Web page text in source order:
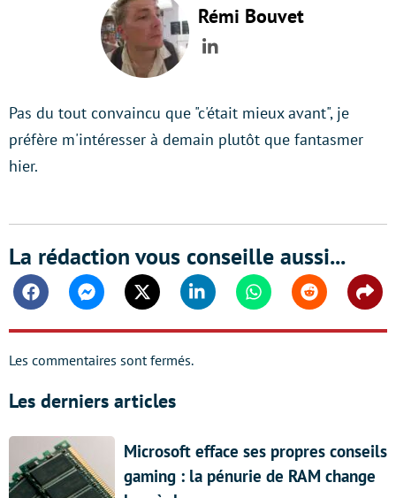
Rémi Bouvet
LinkedIn
Pas du tout convaincu que "c'était mieux avant", je
préfère m'intéresser à demain plutôt que fantasmer
hier.
La rédaction vous conseille aussi...
FacebookMessengerTwitter Linkedin WhatsappReddit
Les commentaires sont fermés.
Les derniers articles
Microsoft efface ses propres conseils
gaming : la pénurie de RAM change